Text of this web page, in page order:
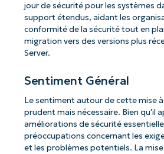
jour de sécurité pour les systèmes
support étendus, aidant les
conformité de la sécurité tout en
migration vers des versions plus
Server.
Sentiment Général
Le sentiment autour de cette mise
prudent mais nécessaire. Bien qu'il
améliorations de sécurité
préoccupations concernant les
et les problèmes potentiels. La